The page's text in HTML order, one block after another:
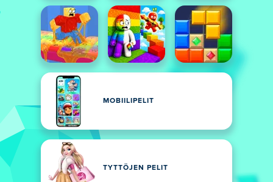
MOBIILIPELIT
TYTTÖJEN PELIT